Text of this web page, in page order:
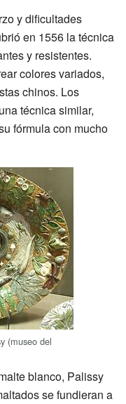
y dificultades
en 1556 la técnica
y resistentes.
colores variados,
chinos. Los
técnica similar,
fórmula con mucho
(museo del
blanco, Palissy
se fundieran a